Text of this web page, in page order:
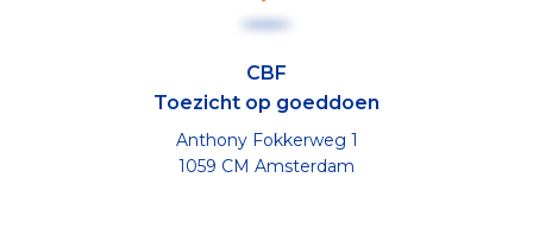
CBF
Toezicht op goeddoen
Anthony Fokkerweg 1
1059 CM Amsterdam